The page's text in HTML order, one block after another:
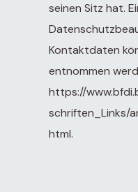
seinen Sitz hat.
Kontaktdaten
entnommen
https://
schriften_Links/
html.